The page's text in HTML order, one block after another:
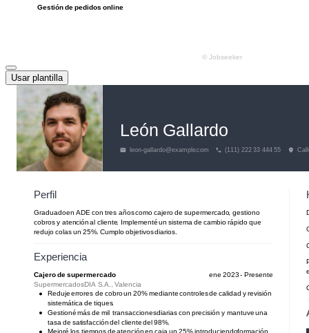
Usar plantilla